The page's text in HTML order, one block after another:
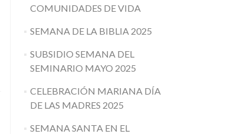
COMUNIDADES DE VIDA
SEMANA DE LA BIBLIA 2025
SUBSIDIO SEMANA DEL
SEMINARIO MAYO 2025
CELEBRACIÓN MARIANA DÍA
DE LAS MADRES 2025
SEMANA SANTA EN EL